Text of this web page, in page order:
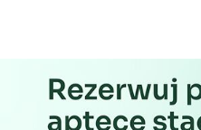
Wydajność (Performance)
Reklama / śledzenie